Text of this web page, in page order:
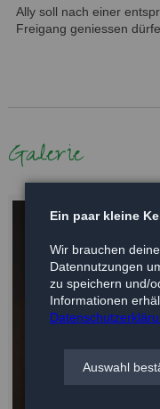
Ally soll nach einer
Freigang geniessen
Galerie
Ein paar kleine
Wir brauchen
Datennutzungen
zu speichern und/
Informationen
Auswahl